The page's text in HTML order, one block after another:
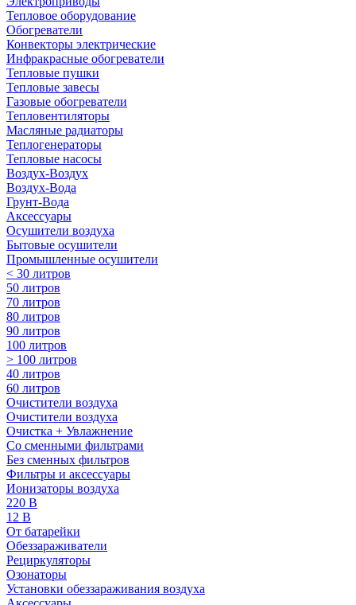
Тепловое оборудование
Обогреватели
Конвекторы электрические
Инфракрасные обогреватели
Тепловые пушки
Тепловые завесы
Газовые обогреватели
Тепловентиляторы
Масляные радиаторы
Теплогенераторы
Тепловые насосы
Воздух-Воздух
Воздух-Вода
Грунт-Вода
Аксессуары
Осушители воздуха
Бытовые осушители
Промышленные осушители
< 30 литров
50 литров
70 литров
80 литров
90 литров
100 литров
> 100 литров
40 литров
60 литров
Очистители воздуха
Очистители воздуха
Очистка + Увлажнение
Cо сменными фильтрами
Без сменных фильтров
Фильтры и аксессуары
Ионизаторы воздуха
220 В
12 В
От батарейки
Обеззараживатели
Рециркуляторы
Озонаторы
Установки обеззараживания воздуха